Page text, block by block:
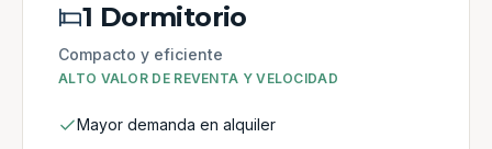
1 Dormitorio
Compacto y eficiente
ALTO VALOR DE REVENTA Y VELOCIDAD
Mayor demanda en alquiler